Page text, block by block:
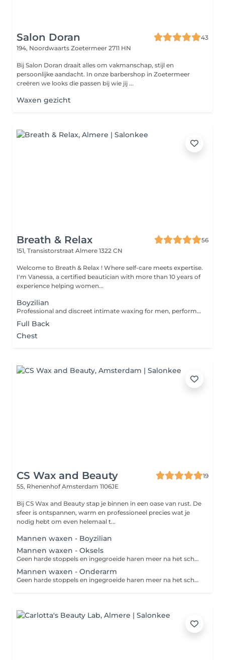
Salon Doran
43
194, Noordwaarts Zoetermeer 2711 HN
Bij Salon Doran draait alles om vakmanschap, stijl en
persoonlijke aandacht. In onze barbershop in Zoetermeer
creëren we looks die passen bij wie jij ...
Waxen gezicht
Breath & Relax
56
151, Transistorstraat Almere 1322 CN
Welcome to Breath & Relax ! Where self-care meets expertise.
I'm Vanessa, a certified beautician with more than 10 years of
experience helping women...
Boyzilian
Professional and discreet intimate waxing for men, performed with precision and care. Strict professional environment. Respectful behaviour required.
Full Back
Chest
CS Wax and Beauty
19
55, RhenenhofAmsterdam 1106JE
Bij CS Wax and Beauty stap je binnen in een oase van rust. De
sfeer is ontspannen, warm en professioneel precies wat je
nodig hebt om even helemaal t...
Mannen waxen - Boyzilian
Mannen waxen - Oksels
Geen harde stoppels en ingegroeide haren meer na het scheren? Dan is harsen de perfecte oplossing. Harsen is een ontharingsmethode die de haar met wortel en al verwijdert. Een groot voordeel van harsen ten opzichte van scheren is dat de haren langer wegblijven en zachter teruggroeien. Zo geniet je langer van een zijdezachte huid!
Mannen waxen - Onderarm
Geen harde stoppels en ingegroeide haren meer na het scheren? Dan is harsen de perfecte oplossing. Harsen is een ontharingsmethode die de haar met wortel en al verwijdert. Een groot voordeel van harsen ten opzichte van scheren is dat de haren langer wegblijven en zachter teruggroeien. Zo geniet je langer van een zijdezachte huid!